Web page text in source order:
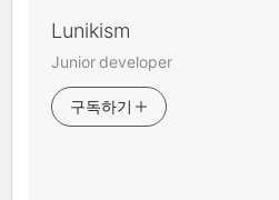
Lunikism
Junior developer
구독하기